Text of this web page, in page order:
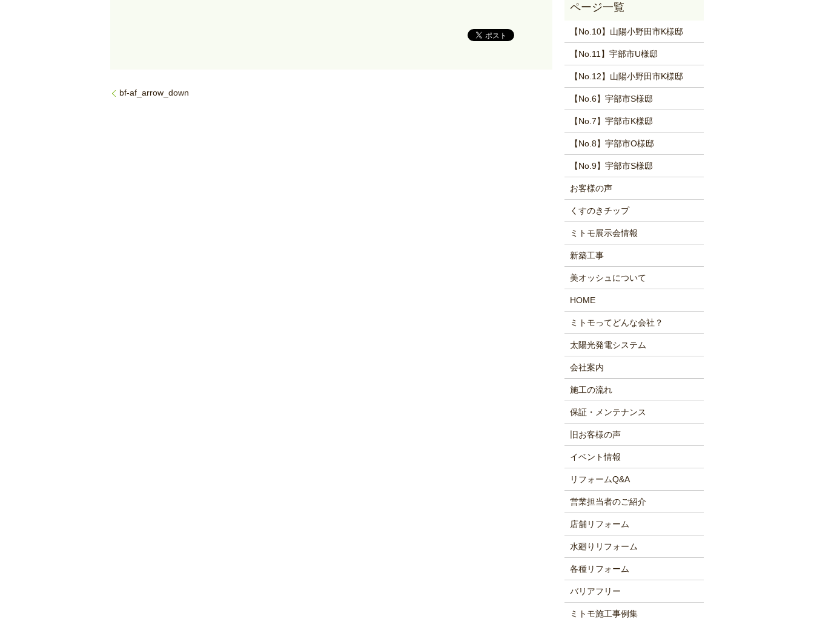
bf-af_arrow_down
【No.10】山陽小野田市K様邸
【No.11】宇部市U様邸
【No.12】山陽小野田市K様邸
【No.6】宇部市S様邸
【No.7】宇部市K様邸
【No.8】宇部市O様邸
【No.9】宇部市S様邸
お客様の声
くすのきチップ
ミトモ展示会情報
新築工事
美オッシュについて
HOME
ミトモってどんな会社？
太陽光発電システム
会社案内
施工の流れ
保証・メンテナンス
旧お客様の声
イベント情報
リフォームQ&A
営業担当者のご紹介
店舗リフォーム
水廻りリフォーム
各種リフォーム
バリアフリー
ミトモ施工事例集